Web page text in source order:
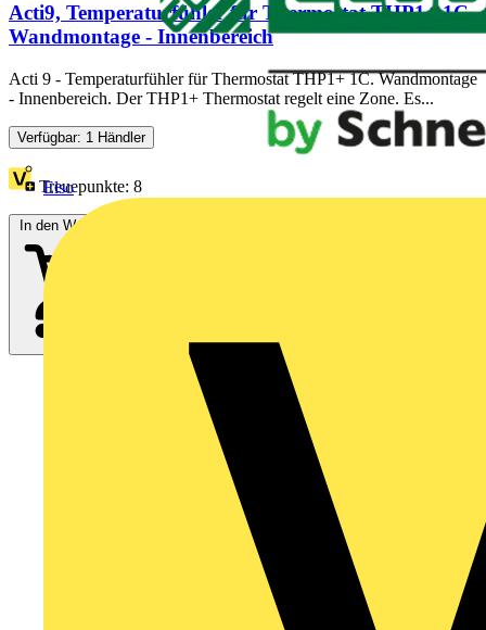
Elso
Acti9, Temperaturfühler für Thermostat THP1+ 1C,
Wandmontage - Innenbereich
Acti 9 - Temperaturfühler für Thermostat THP1+ 1C. Wandmontage
- Innenbereich. Der THP1+ Thermostat regelt eine Zone. Es...
Verfügbar: 1 Händler
Treuepunkte: 8
In den Warenkorb